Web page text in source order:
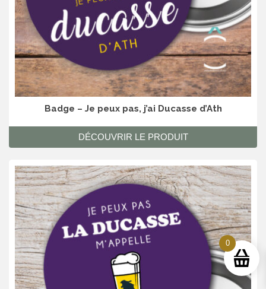
Badge – Je peux pas, j’ai Ducasse d’Ath
DÉCOUVRIR LE PRODUIT
0